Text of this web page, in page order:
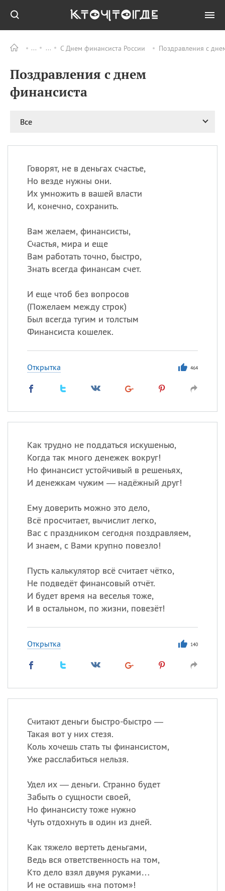
С Днем финансиста России Поздравления с
Поздравления с днем
финансиста
Все
Говорят, не в деньгах счастье,
Но везде нужны они.
Их умножить в вашей власти
И, конечно, сохранить.
Вам желаем, финансисты,
Счастья, мира и еще
Вам работать точно, быстро,
Знать всегда финансам счет.
И еще чтоб без вопросов
(Пожелаем между строк)
Был всегда тугим и толстым
Финансиста кошелек.
Открытка 464
Как трудно не поддаться искушенью,
Когда так много денежек вокруг!
Но финансист устойчивый в решеньях,
И денежкам чужим — надёжный друг!
Ему доверить можно это дело,
Всё просчитает, вычислит легко,
Вас с праздником сегодня поздравляем,
И знаем, с Вами крупно повезло!
Пусть калькулятор всё считает чётко,
Не подведёт финансовый отчёт.
И будет время на веселья тоже,
И в остальном, по жизни, повезёт!
Открытка 140
Считают деньги быстро-быстро —
Такая вот у них стезя.
Коль хочешь стать ты финансистом,
Уже расслабиться нельзя.
Удел их — деньги. Странно будет
Забыть о сущности своей,
Но финансисту тоже нужно
Чуть отдохнуть в один из дней.
Как тяжело вертеть деньгами,
Ведь вся ответственность на том,
Кто дело взял двумя руками…
И не оставишь «на потом»!
ПРАЗДНИКИ Все
08.08 День «Счастье
великомученика
покровителя всех
09.08
ИМЕНА
Сегодня празднуют именины
Александр
Анна
Посмотреть значениеи